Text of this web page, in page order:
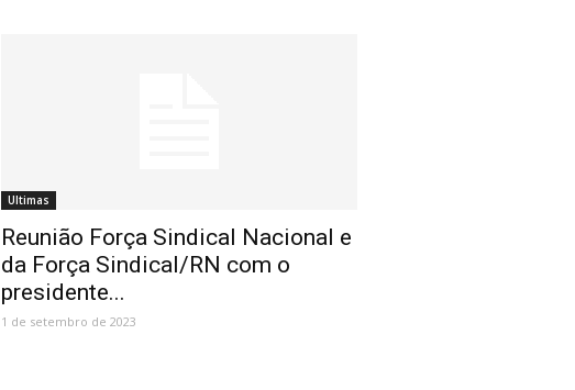
Ultimas
Reunião Força Sindical Nacional e
da Força Sindical/RN com o
presidente...
1 de setembro de 2023